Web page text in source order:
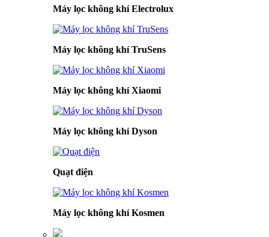
Máy lọc không khí Electrolux
Máy lọc không khí TruSens
Máy lọc không khí Xiaomi
Máy lọc không khí Dyson
Quạt điện
Máy lọc không khí Kosmen